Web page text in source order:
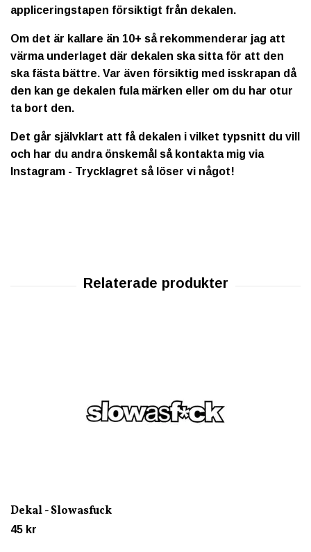
appliceringstapen försiktigt från dekalen.
Om det är kallare än 10+ så rekommenderar jag att
värma underlaget där dekalen ska sitta för att den
ska fästa bättre. Var även försiktig med isskrapan då
den kan ge dekalen fula märken eller om du har otur
ta bort den.
Det går självklart att få dekalen i vilket typsnitt du vill
och har du andra önskemål så kontakta mig via
Instagram - Trycklagret så löser vi något!
Dekal - Slowasfuck
45 kr